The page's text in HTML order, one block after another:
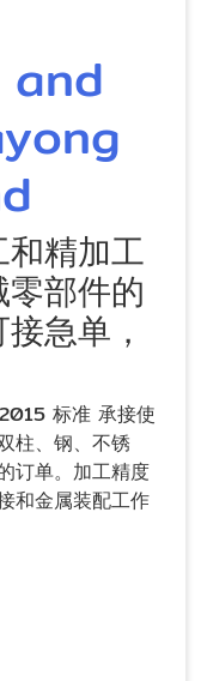
精加工
部件的
急单，
标准 承接使
柱、钢、不锈
订单。加工精度
和金属装配工作